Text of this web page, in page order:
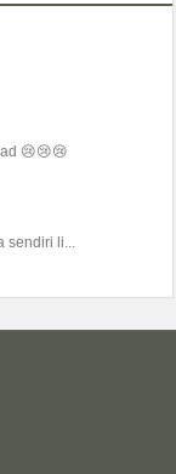
😢😢😢
sendiri li...